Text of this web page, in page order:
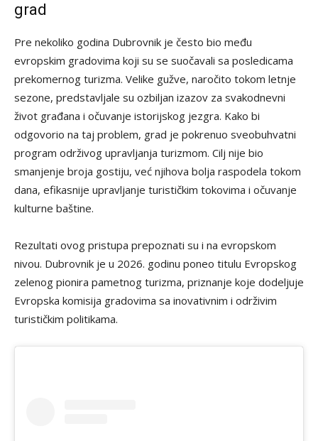
grad
Pre nekoliko godina Dubrovnik je često bio među
evropskim gradovima koji su se suočavali sa posledicama
prekomernog turizma. Velike gužve, naročito tokom letnje
sezone, predstavljale su ozbiljan izazov za svakodnevni
život građana i očuvanje istorijskog jezgra. Kako bi
odgovorio na taj problem, grad je pokrenuo sveobuhvatni
program održivog upravljanja turizmom. Cilj nije bio
smanjenje broja gostiju, već njihova bolja raspodela tokom
dana, efikasnije upravljanje turističkim tokovima i očuvanje
kulturne baštine.
Rezultati ovog pristupa prepoznati su i na evropskom
nivou. Dubrovnik je u 2026. godinu poneo titulu Evropskog
zelenog pionira pametnog turizma, priznanje koje dodeljuje
Evropska komisija gradovima sa inovativnim i održivim
turističkim politikama.